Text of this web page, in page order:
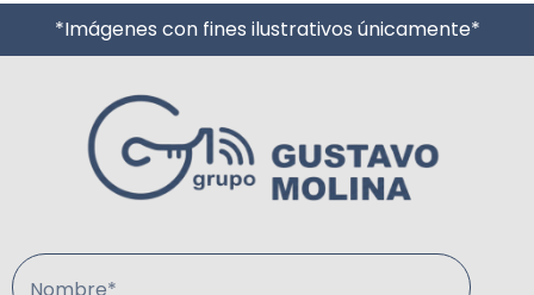
*Imágenes con fines ilustrativos únicamente*
Nombre*